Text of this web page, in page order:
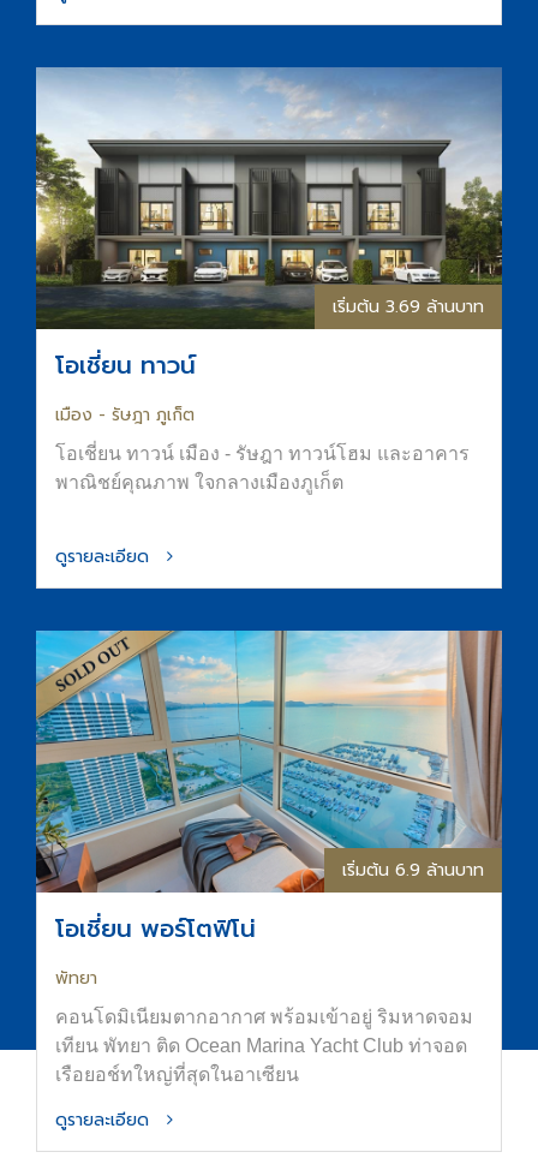
พื้นที่อยู่อาศัยที่สงบ ร่มรื่น และมีความเป็นส่วนตัว
ฟิตเนส และ Co-Working Space การันตีที่จอดรถ
ทำเลใจกลางเมืองขอนแก่น ติดถนนมิตรภาพ เดิน
เริ่มต้น 3.69 ล้านบาท
โอเชี่ยน ทาวน์
เมือง - รัษฎา ภูเก็ต
โอเชี่ยน ทาวน์ เมือง - รัษฎา ทาวน์โฮม และอาคาร
พาณิชย์คุณภาพ ใจกลางเมืองภูเก็ต
ดูรายละเอียด
เริ่มต้น 6.9 ล้านบาท
โอเชี่ยน พอร์โตฟิโน่
พัทยา
คอนโดมิเนียมตากอากาศ พร้อมเข้าอยู่ ริมหาดจอม
เทียน พัทยา ติด Ocean Marina Yacht Club ท่าจอด
เรือยอช์ทใหญ่ที่สุดในอาเซียน
ดูรายละเอียด